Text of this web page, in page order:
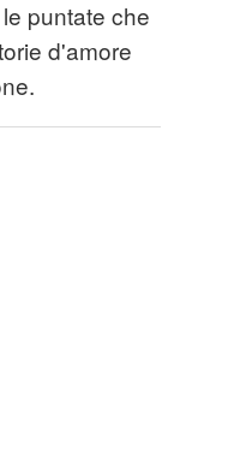
puntate che
d'amore